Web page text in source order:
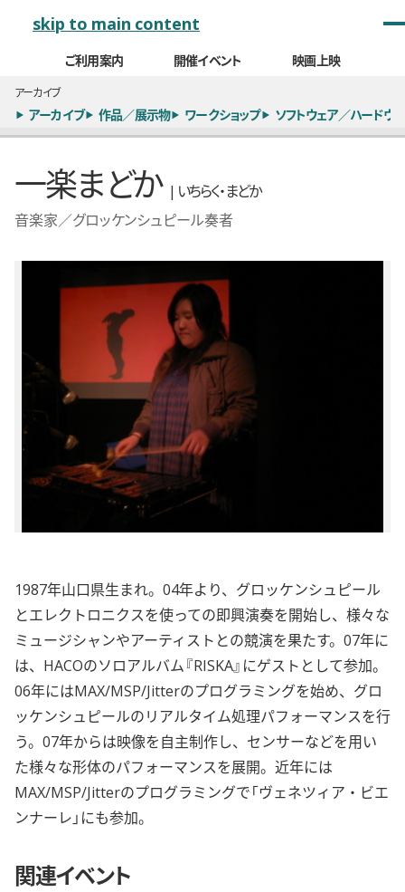
skip to main content
ご利用案内 開催イベント 映画上映
アーカイブ
アーカイブ 作品／展示物 ワークショップ ソフトウェア／ハードウ
一楽まどか | いちらく・まどか
音楽家／グロッケンシュピール奏者
1987年山口県生まれ。04年より、グロッケンシュピール
とエレクトロニクスを使っての即興演奏を開始し、様々な
ミュージシャンやアーティストとの競演を果たす。07年に
は、HACOのソロアルバム『RISKA』にゲストとして参加。
06年にはMAX/MSP/Jitterのプログラミングを始め、グロ
ッケンシュピールのリアルタイム処理パフォーマンスを行
う。07年からは映像を自主制作し、センサーなどを用い
た様々な形体のパフォーマンスを展開。近年には
MAX/MSP/Jitterのプログラミングで「ヴェネツィア・ビエ
ンナーレ」にも参加。
関連イベント